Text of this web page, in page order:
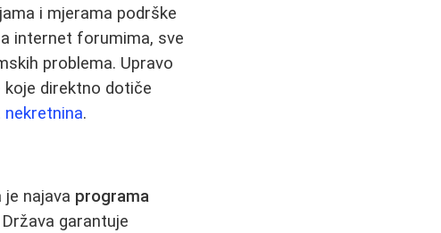
i mjerama podrške
internet forumima, sve
problema. Upravo
direktno dotiče
.
najava programa
Država garantuje